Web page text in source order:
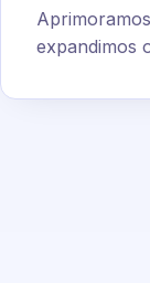
expandimos